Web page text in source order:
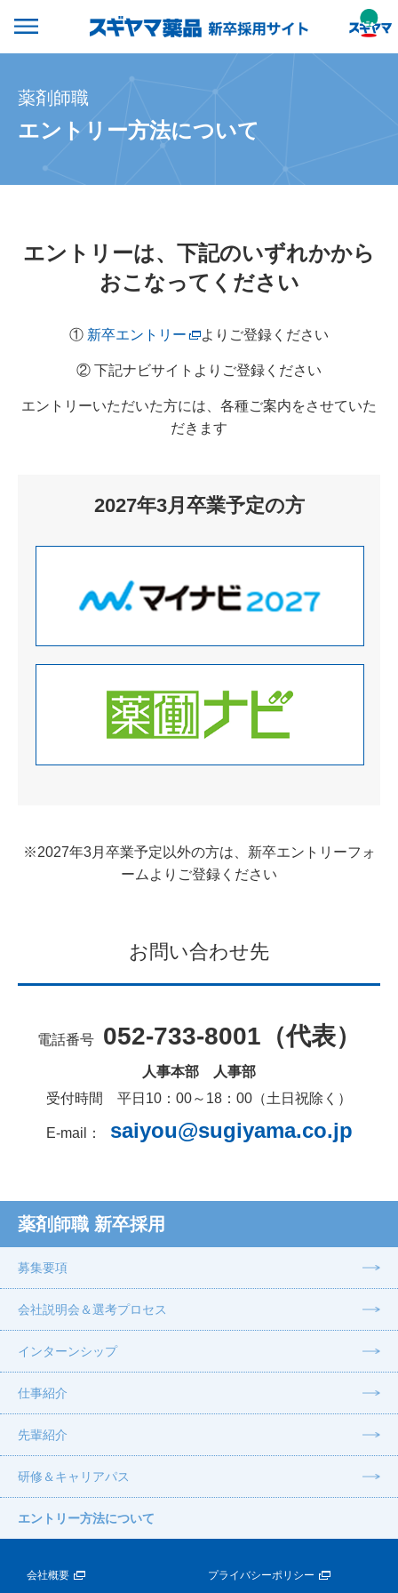
スギヤマ薬品/
薬剤師職
エントリー方法について
エントリーは、下記のいずれかから
おこなってください
① 新卒エントリー よりご登録ください
② 下記ナビサイトよりご登録ください
エントリーいただいた方には、各種ご案内をさせていた
だきます
2027年3月卒業予定の方
※2027年3月卒業予定以外の方は、新卒エントリーフォ
ームよりご登録ください
お問い合わせ先
電話番号 052-733-8001（代表）
人事本部 人事部
受付時間 平日10：00～18：00（土日祝除く）
E-mail： saiyou@sugiyama.co.jp
薬剤師職 新卒採用
募集要項
会社説明会＆選考プロセス
インターンシップ
仕事紹介
先輩紹介
研修＆キャリアパス
エントリー方法について
会社概要 プライバシーポリシー